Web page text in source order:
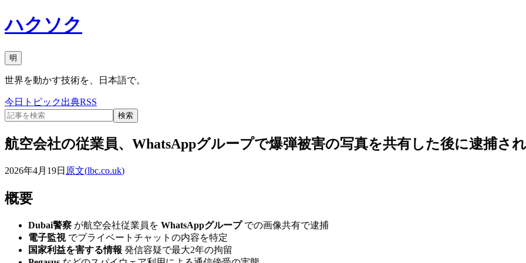
ハクソク
明
世界を動かす技術を、日本語で。
今日 トピック出典RSS
検索
航空会社の従業員、WhatsAppグループで爆弾被害の写真を共有した後に逮捕さ
2026年4月19日 原文(lbc.co.uk)
概要
Dubai警察 が航空会社従業員を WhatsAppグループでの画像共有で逮捕
電子監視でプライベートチャットの内容を特定
国家利益を害する情報 発信容疑で最大2年の拘留